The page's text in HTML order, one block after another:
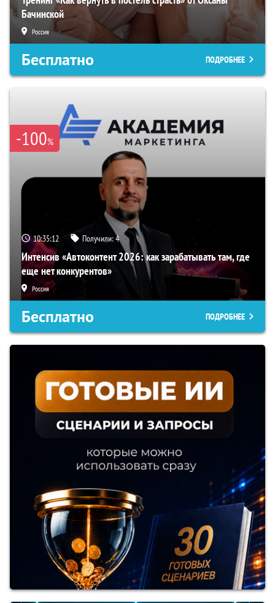
Бачинской
Россия
Бесплатно ПОДРОБНЕЕ
-100%
10:35:11 Получили:4
Интенсив «Автоконтент 2026: как зарабатывать там, где
еще нет конкурентов»
Россия
Бесплатно ПОДРОБНЕЕ